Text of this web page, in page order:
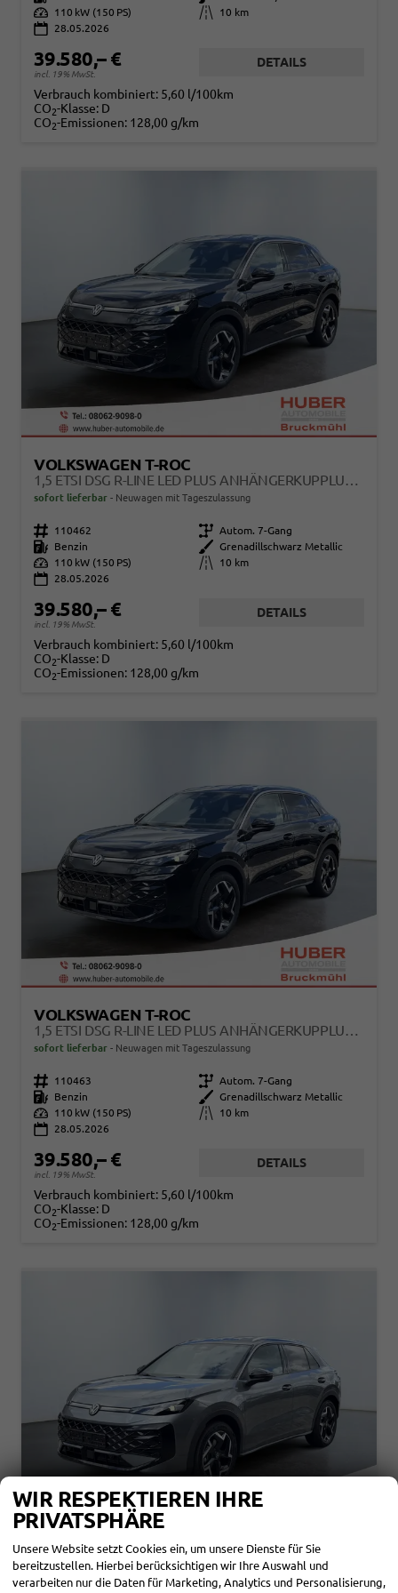
Leistung
110 kW (150 PS) Kilometerstand
10 km
28.05.2026
39.580,– €
incl. 19% MwSt.
DETAILS
Verbrauch kombiniert: 5,60 l/100km
CO2-Klasse: D
CO2-Emissionen: 128,00 g/km
VOLKSWAGEN T-ROC
1,5 ETSI DSG R-LINE LED PLUS ANHÄNGERKUPPLUNG NAVI DIGITAL PRO SITZHEIZUNG BEHEIZTES LENKRAD 18 ZOLL ALU EL.HECKKLAPP
sofort lieferbar Neuwagen mit Tageszulassung
Fahrzeugnr. 110462 Getriebe Autom. 7-Gang
Kraftstoff
Benzin Außenfarbe
Grenadillschwarz Metallic
Leistung
110 kW (150 PS) Kilometerstand
10 km
28.05.2026
39.580,– €
incl. 19% MwSt.
DETAILS
Verbrauch kombiniert: 5,60 l/100km
CO2-Klasse: D
CO2-Emissionen: 128,00 g/km
VOLKSWAGEN T-ROC
1,5 ETSI DSG R-LINE LED PLUS ANHÄNGERKUPPLUNG NAVI DIGITAL PRO SITZHEIZUNG BEHEIZTES LENKRAD 18 ZOLL ALU EL.HECKKLAPP
sofort lieferbar Neuwagen mit Tageszulassung
Fahrzeugnr. 110463 Getriebe Autom. 7-Gang
Kraftstoff
Benzin Außenfarbe
Grenadillschwarz Metallic
Leistung
110 kW (150 PS) Kilometerstand
10 km
28.05.2026
39.580,– €
incl. 19% MwSt.
DETAILS
Verbrauch kombiniert: 5,60 l/100km
CO2-Klasse: D
CO2-Emissionen: 128,00 g/km
VOLKSWAGEN T-ROC
1,5 ETSI DSG R-LINE LED PLUS ANHÄNGERKUPPLUNG NAVI DIGITAL PRO SITZHEIZUNG BEHEIZTES LENKRAD 18 ZOLL ALU EL.HECKKLAPP
WIR RESPEKTIEREN IHRE
PRIVATSPHÄRE
Unsere Website setzt Cookies ein, um unsere Dienste für Sie
bereitzustellen. Hierbei berücksichtigen wir Ihre Auswahl und
verarbeiten nur die Daten für Marketing, Analytics und Personalisierung,